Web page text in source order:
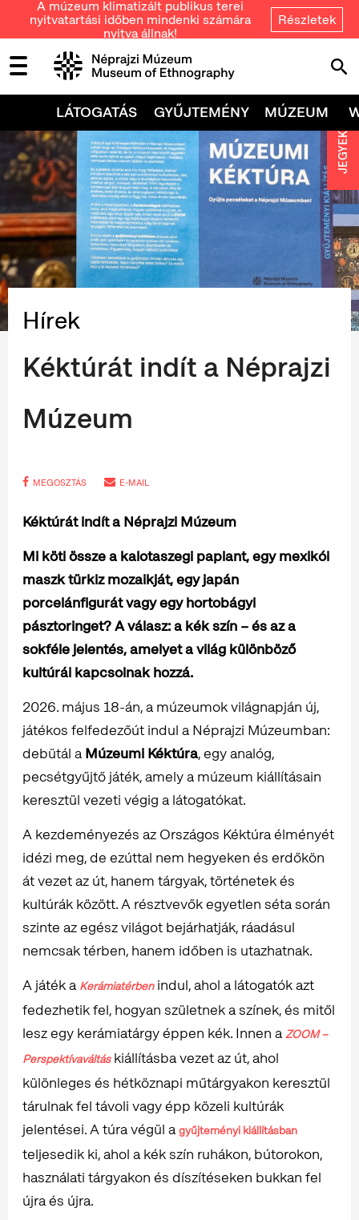
A múzeum klimatizált publikus terei
nyitvatartási időben mindenki számára
nyitva állnak!
Részletek
LÁTOGATÁS GYŰJTEMÉNY MÚZEUM
Hírek
Kéktúrát indít a Néprajzi
Múzeum
MEGOSZTÁS E-MAIL
Kéktúrát indít a Néprajzi Múzeum
Mi köti össze a kalotaszegi paplant, egy mexikói
maszk türkiz mozaikját, egy japán
porcelánfigurát vagy egy hortobágyi
pásztoringet? A válasz: a kék szín – és az a
sokféle jelentés, amelyet a világ különböző
kultúrái kapcsolnak hozzá.
2026. május 18-án, a múzeumok világnapján új,
játékos felfedezőút indul a Néprajzi Múzeumban:
debütál aMúzeumi Kéktúra, egy analóg,
pecsétgyűjtő játék, amely a múzeum kiállításain
keresztül vezeti végig a látogatókat.
A kezdeményezés az Országos Kéktúra élményét
idézi meg, de ezúttal nem hegyeken és erdőkön
át vezet az út, hanem tárgyak, történetek és
kultúrák között. A résztvevők egyetlen séta során
szinte az egész világot bejárhatják, ráadásul
nemcsak térben, hanem időben is utazhatnak.
A játék a Kerámiatérbenindul, ahol a látogatók azt
fedezhetik fel, hogyan születnek a színek, és mitől
lesz egy kerámiatárgy éppen kék. Innen aZOOM –
Perspektívaváltáskiállításba vezet az út, ahol
különleges és hétköznapi műtárgyakon keresztül
tárulnak fel távoli vagy épp közeli kultúrák
jelentései. A túra végül agyűjteményi kiállításban
teljesedik ki, ahol a kék szín ruhákon, bútorokon,
használati tárgyakon és díszítéseken bukkan fel
újra és újra.
JEGYEK